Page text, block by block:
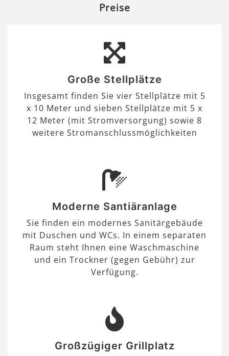
Preise
Große Stellplätze
Insgesamt finden Sie vier Stellplätze mit 5
x 10 Meter und sieben Stellplätze mit 5 x
12 Meter (mit Stromversorgung) sowie 8
weitere Stromanschlussmöglichkeiten
Moderne Santiäranlage
Sie finden ein modernes Sanitärgebäude
mit Duschen und WCs. In einem separaten
Raum steht Ihnen eine Waschmaschine
und ein Trockner (gegen Gebühr) zur
Verfügung.
Großzügiger Grillplatz